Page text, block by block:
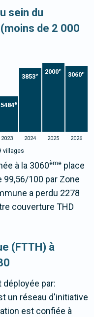
sein du
de 2 000
e
3853e 2000e
3060e
2023 2024 2025 2026
villages
à la 3060ème place
99,56/100 par Zone
a perdu 2278
couverture THD
(FTTH) à
déployée par:
un réseau d'initiative
est confiée à